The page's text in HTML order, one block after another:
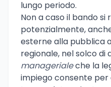
lungo periodo.
Non a caso il bando si
potenzialmente,
esterne alla pubblica
regionale, nel solco di
managerialeche la
impiego consente per